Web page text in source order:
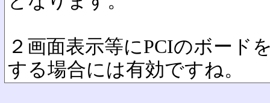
２画面表示等にPCIのボード
する場合には有効ですね。